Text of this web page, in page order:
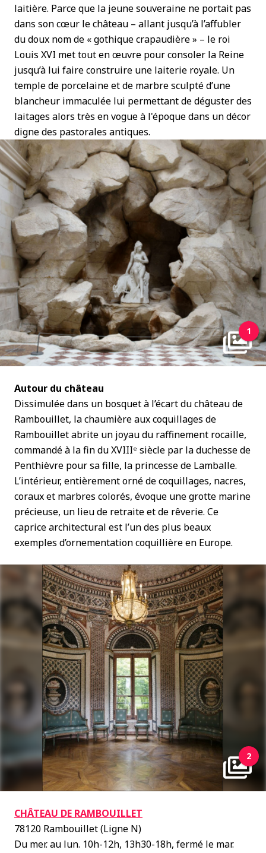
laitière. Parce que la jeune souveraine ne portait pas
dans son cœur le château – allant jusqu’à l’affubler
du doux nom de « gothique crapaudière » – le roi
Louis XVI met tout en œuvre pour consoler la Reine
jusqu’à lui faire construire une laiterie royale. Un
temple de porcelaine et de marbre sculpté d’une
blancheur immaculée lui permettant de déguster des
laitages alors très en vogue à l'époque dans un décor
digne des pastorales antiques.
1
Autour du château
Dissimulée dans un bosquet à l’écart du château de
Rambouillet, la chaumière aux coquillages de
Rambouillet abrite un joyau du raffinement rocaille,
commandé à la fin du XVIIIᵉ siècle par la duchesse de
Penthièvre pour sa fille, la princesse de Lamballe.
L’intérieur, entièrement orné de coquillages, nacres,
coraux et marbres colorés, évoque une grotte marine
précieuse, un lieu de retraite et de rêverie. Ce
caprice architectural est l’un des plus beaux
exemples d’ornementation coquillière en Europe.
2
CHÂTEAU DE RAMBOUILLET
78120 Rambouillet (Ligne N)
Du mer. au lun. 10h-12h, 13h30-18h, fermé le mar.